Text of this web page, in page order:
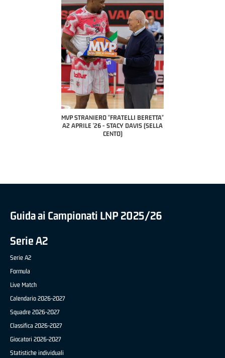
MVP "FRATELLI BERETTA" SAMUEL
DILAS B NAZIONALE APRILE '26 -
MARCO RESTELLI (TAV TREVIGLIO
Guida ai Campionati LNP 2025/26
Serie A2
Serie A2
Formula
Live Match
Calendario 2026-2027
Squadre 2026-2027
Classifica 2026-2027
Giocatori 2026-2027
Statistiche individuali